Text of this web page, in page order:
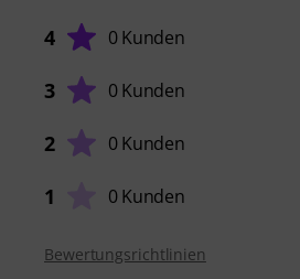
4 0 Kunden
3 0 Kunden
2 0 Kunden
1 0 Kunden
Bewertungsrichtlinien